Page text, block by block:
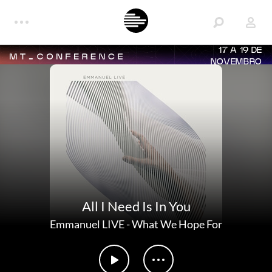
17 A 19 DE
NOVEMBRO
All I Need Is In You
Emmanuel LIVE-What We Hope For